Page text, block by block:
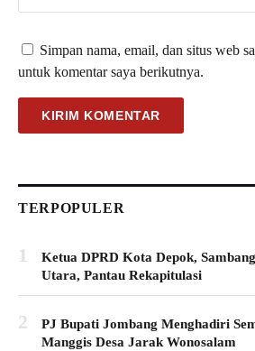
Simpan nama, email, dan situs web
untuk komentar saya berikutnya.
TERPOPULER
1
Ketua DPRD Kota Depok,
Utara, Pantau Rekapitulasi
2
PJ Bupati Jombang Menghadiri
Manggis Desa Jarak Wonosalam